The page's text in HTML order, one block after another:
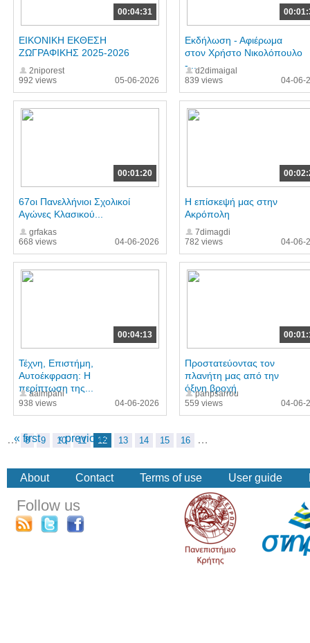
00:04:31
992 views
ΕΙΚΟΝΙΚΗ ΕΚΘΕΣΗ
ΖΩΓΡΑΦΙΚΗΣ 2025-2026
2niporest
05-06-2026
839 views
Εκδήλωση - Αφιέρωμα
στον Χρήστο Νικολόπουλο
-... d2dimaigal
04-06-
00:01:20
668 views
67οι Πανελλήνιοι Σχολικοί
Αγώνες Κλασικού...
grfakas
04-06-2026
782 views
Η επίσκεψή μας στην
Ακρόπολη
7dimagdi
04-06-
00:04:13
938 views
Τέχνη, Επιστήμη,
Αυτοέκφραση: Η
περίπτωση της...
aalmpani
04-06-2026
559 views
Προστατεύοντας τον
πλανήτη μας από την
όξινη βροχή
panpsarrou
04-06-
« first ‹ previous
… 8 9 10 11 12 13 14 15 16 …
About Contact Terms of use User guide
Follow us